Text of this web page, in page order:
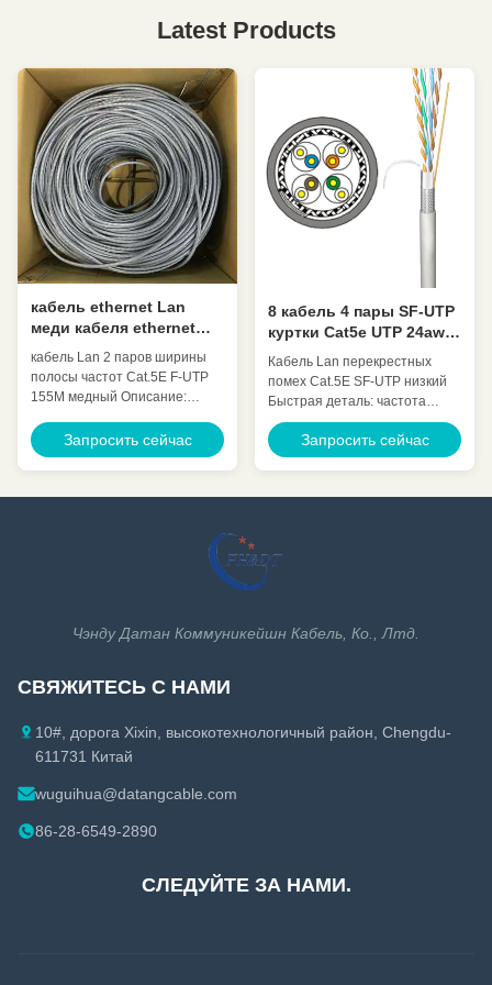
Latest Products
кабель ethernet Lan
меди кабеля ethernet
Cat.5E F-UTP AWG Cat5e
ширины полосы частот
24 155M
кабель Lan 2 паров ширины
полосы частот Cat.5E F-UTP
155M медный Описание:
продукта, настоящий продукт
основного направления,
пары и пластиковой кожи.
того как улучшено некоторое
Запросить сейчас
8 кабель 4 пары SF-UTP
куртки Cat5e UTP 24awg
проводников LLDPE
Кабель Lan перекрестных
помех Cat.5E SF-UTP низкий
Быстрая деталь: частота
передачи 100MHz
Высококачественный
проводник 24AWG
представление пропуск теста
11801-2008 TIA/EIA-568B.2-
Запросить сейчас
Чэнду Датан Коммуникейшн Кабель, Ко., Лтд.
СВЯЖИТЕСЬ С НАМИ
10#, дорога Xixin, высокотехнологичный район, Chengdu-
611731 Китай
wuguihua@datangcable.com
86-28-6549-2890
СЛЕДУЙТЕ ЗА НАМИ.